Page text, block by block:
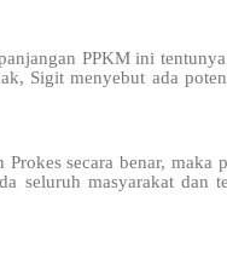
PPKM ini
Sigit menyebut ada
secara benar, maka
seluruh masyarakat dan